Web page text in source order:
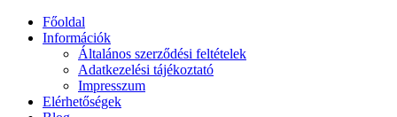
Főoldal
Információk
Általános szerződési feltételek
Adatkezelési tájékoztató
Impresszum
Elérhetőségek